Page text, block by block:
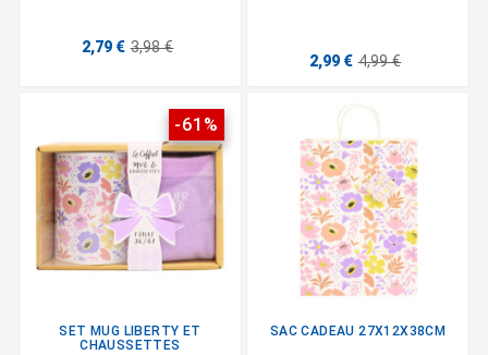
2,79 € 3,98 €
2,99 € 4,99 €
-61%
SET MUG LIBERTY ET
CHAUSSETTES
SAC CADEAU 27X12X38CM